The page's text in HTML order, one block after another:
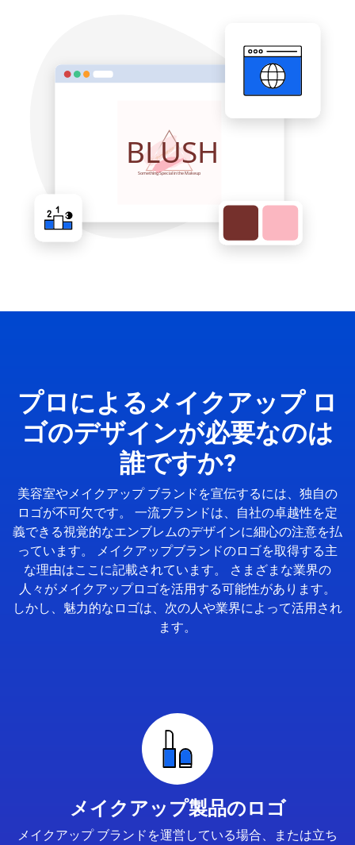
プロによるメイクアップ ロ
ゴのデザインが必要なのは
誰ですか?
美容室やメイクアップ ブランドを宣伝するには、独自の
ロゴが不可欠です。 一流ブランドは、自社の卓越性を定
義できる視覚的なエンブレムのデザインに細心の注意を払
っています。 メイクアップブランドのロゴを取得する主
な理由はここに記載されています。 さまざまな業界の
人々がメイクアップロゴを活用する可能性があります。
しかし、魅力的なロゴは、次の人や業界によって活用され
ます。
メイクアップ製品のロゴ
メイクアップ ブランドを運営している場合、または立ち